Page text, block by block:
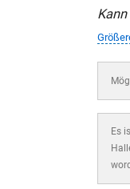
Es